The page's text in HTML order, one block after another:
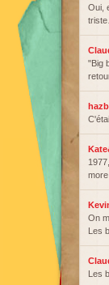
Oui,
"Big
On
Les
Les